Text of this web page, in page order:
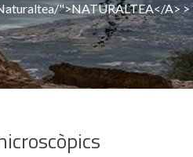
">NATURALTEA</a> >